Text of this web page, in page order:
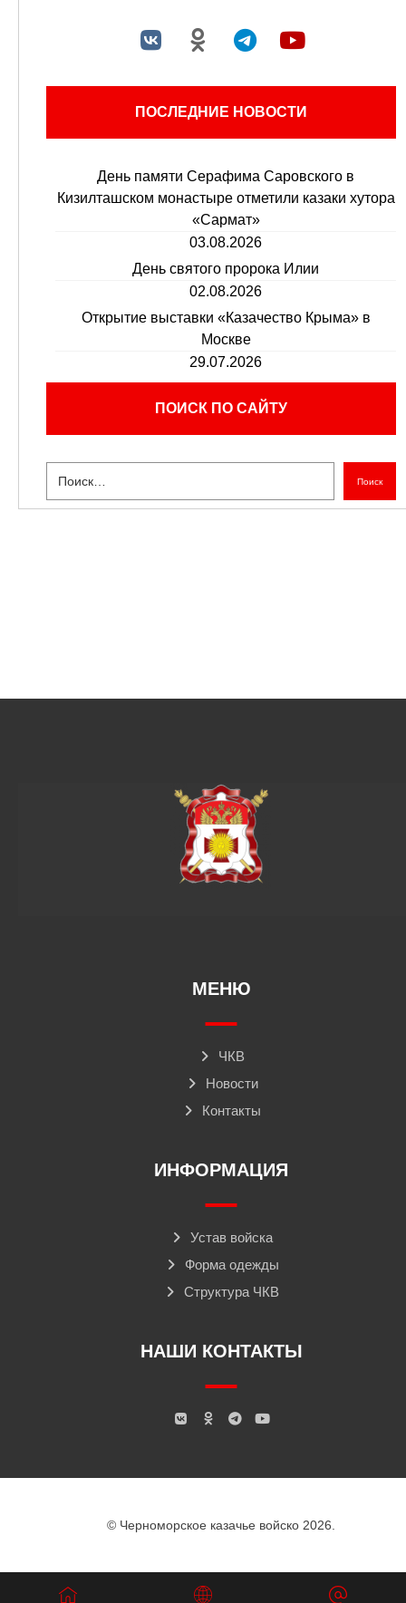
ПОСЛЕДНИЕ НОВОСТИ
День памяти Серафима Саровского в
Кизилташском монастыре отметили казаки хутора
«Сармат»
03.08.2026
День святого пророка Илии
02.08.2026
Открытие выставки «Казачество Крыма» в
Москве
29.07.2026
ПОИСК ПО САЙТУ
Поиск
МЕНЮ
ЧКВ
Новости
Контакты
ИНФОРМАЦИЯ
Устав войска
Форма одежды
Структура ЧКВ
НАШИ КОНТАКТЫ
© Черноморское казачье войско 2026.